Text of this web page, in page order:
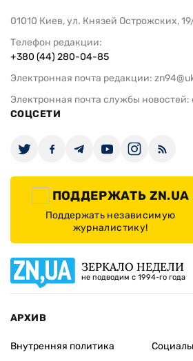
01010 Киев, ул. Князей Острожских,
Телефон редакции:
+380 (44) 280-04-85
Электронная почта редакции:
Электронная почта службы новостей:
СОЦСЕТИ
ПОДДЕРЖАТЬ ZN.UA
Поддержать независимую
журналистику!
ЗЕРКАЛО НЕДЕЛИ
не подводим с 1994-го года
АРХИВ
Внутренняя политика